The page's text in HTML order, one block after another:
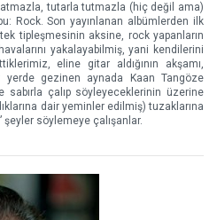
tutarla tutmazla (hiç değil ama)
Rock. Son yayınlanan albümlerden ilk
tipleşmesinin aksine, rock yapanların
yakalayabilmiş, yani kendilerini
eline gitar aldığının akşamı,
yerde gezinen aynada Kaan Tangöze
çalıp söyleyeceklerinin üzerine
dair yeminler edilmiş) tuzaklarına
söylemeye çalışanlar.